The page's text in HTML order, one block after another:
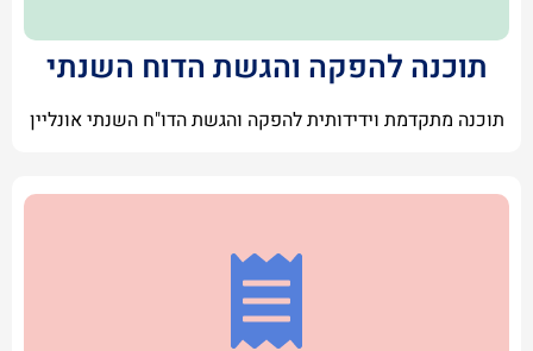
תוכנה להפקה והגשת הדוח השנתי
תוכנה מתקדמת וידידותית להפקה והגשת הדו"ח השנתי אונליין